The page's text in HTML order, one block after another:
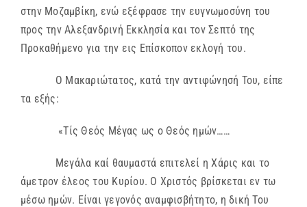
στην Μοζαμβίκη, ενώ εξέφρασε την ευγνωμοσύνη του
προς την Αλεξανδρινή Εκκλησία και τον Σεπτό της
Προκαθήμενο για την εις Επίσκοπον εκλογή του.
Ο Μακαριώτατος, κατά την αντιφώνησή Του, είπε
τα εξής:
«Τίς Θεός Μέγας ως ο Θεός ημών……
Μεγάλα καί θαυμαστά επιτελεί η Χάρις και το
άμετρον έλεος του Κυρίου. Ο Χριστός βρίσκεται εν τω
μέσω ημών. Είναι γεγονός αναμφισβήτητο, η δική Του